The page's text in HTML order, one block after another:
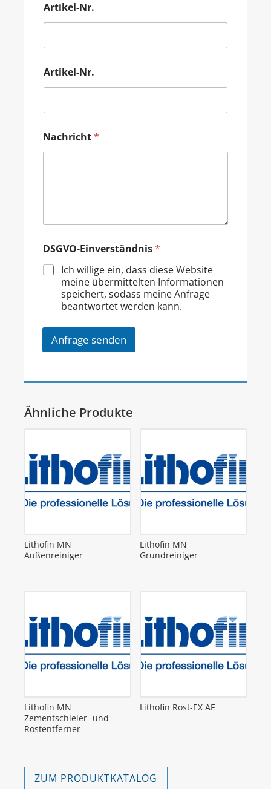
Artikel-Nr.
Artikel-Nr.
Nachricht*
DSGVO-Einverständnis*
Ich willige ein, dass diese Website
meine übermittelten Informationen
speichert, sodass meine Anfrage
beantwortet werden kann.
Anfrage senden
Ähnliche Produkte
Lithofin MN
Außenreiniger
Lithofin MN
Grundreiniger
Lithofin MN
Zementschleier- und
Rostentferner
Lithofin Rost-EX AF
ZUM PRODUKTKATALOG